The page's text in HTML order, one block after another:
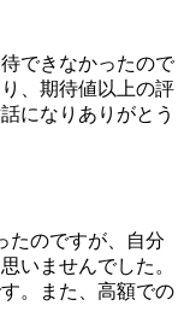
できなかったので
、期待値以上の評
になりありがとう
たのですが、自分
いませんでした。
。また、高額での